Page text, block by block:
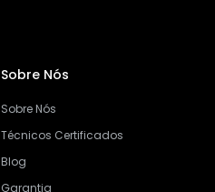
Sobre Nós
Sobre Nós
Técnicos Certificados
Blog
Garantia